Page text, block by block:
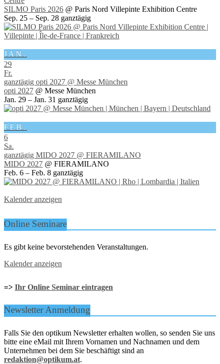
SILMO Paris 2026 @ Paris Nord Villepinte Exhibition Centre
Sep. 25 – Sep. 28 ganztägig
JAN.
29
Fr.
ganztägig opti 2027 @ Messe München
opti 2027 @ Messe München
Jan. 29 – Jan. 31 ganztägig
FEB.
6
Sa.
ganztägig MIDO 2027 @ FIERAMILANO
MIDO 2027 @ FIERAMILANO
Feb. 6 – Feb. 8 ganztägig
Kalender anzeigen
Online Seminare
Es gibt keine bevorstehenden Veranstaltungen.
Kalender anzeigen
=> Ihr Online Seminar eintragen
Newsletter Anmeldung
Falls Sie den optikum Newsletter erhalten wollen, so senden Sie uns
bitte eine eMail mit Ihrem Vornamen und Nachnamen und dem
Unternehmen bei dem Sie beschäftigt sind an
redaktion@optikum.at.